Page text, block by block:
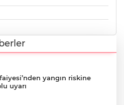
yangın riskine
uyarı